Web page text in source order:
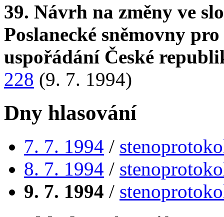
39. Návrh na změny ve
Poslanecké sněmovny
uspořádání České
228 (9. 7. 1994)
Dny hlasování
7. 7. 1994 /
8. 7. 1994 /
9. 7. 1994 /